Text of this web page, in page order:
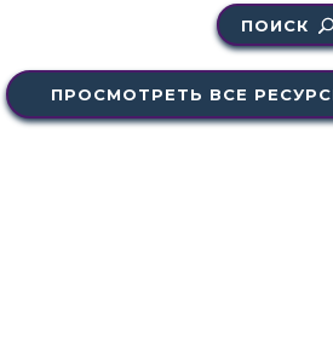
ПОИСК
ПРОСМОТРЕТЬ ВСЕ